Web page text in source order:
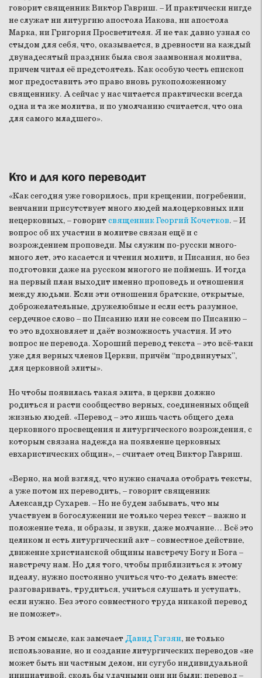
говорит священник Виктор Гавриш. – И практически нигде
не служат ни литургию апостола Иакова, ни апостола
Марка, ни Григория Просветителя. Я не так давно узнал со
стыдом для себя, что, оказывается, в древности на каждый
двунадесятый праздник была своя заамвонная молитва,
причем читал её предстоятель. Как особую честь епископ
мог предоставить это право вновь рукоположенному
священнику. А сейчас у нас читается практически всегда
одна и та же молитва, и по умолчанию считается, что она
для самого младшего».
Кто и для кого переводит
«Как сегодня уже говорилось, при крещении, погребении,
венчании присутствует много людей малоцерковных или
нецерковных, – говоритсвященник Георгий Кочетков. – И
вопрос об их участии в молитве связан ещё и с
возрождением проповеди. Мы служим по-русски много-
много лет, это касается и чтения молитв, и Писания, но без
подготовки даже на русском многого не поймешь. И тогда
на первый план выходит именно проповедь и отношения
между людьми. Если эти отношения братские, открытые,
доброжелательные, дружелюбные и если есть разумное,
сердечное слово – по Писанию или не совсем по Писанию –
то это вдохновляет и даёт возможность участия. И это
вопрос не перевода. Хороший перевод текста – это всё-таки
уже для верных членов Церкви, причём “продвинутых”,
для церковной элиты».
Но чтобы появилась такая элита, в церкви должно
родиться и расти сообщество верных, соединенных общей
жизнью людей. «Перевод – это лишь часть общего дела
церковного просвещения и литургического возрождения, с
которым связана надежда на появление церковных
евхаристических общин», – считает отец Виктор Гавриш.
«Верно, на мой взгляд, что нужно сначала отобрать тексты,
а уже потом их переводить, – говорит священник
Александр Сухарев. – Но не будем забывать, что мы
участвуем в богослужении не только через текст – важно и
положение тела, и образы, и звуки, даже молчание… Всё это
целиком и есть литургический акт – совместное действие,
движение христианской общины навстречу Богу и Бога –
навстречу нам. Но для того, чтобы приблизиться к этому
идеалу, нужно постоянно учиться что-то делать вместе:
разговаривать, трудиться, учиться слушать и уступать,
если нужно. Без этого совместного труда никакой перевод
не поможет».
В этом смысле, как замечаетДавид Гзгзян, не только
использование, но и создание литургических переводов «не
может быть ни частным делом, ни сугубо индивидуальной
инициативой, сколь бы удачными они ни были; перевод –